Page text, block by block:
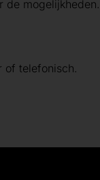
de mogelijkheden.
of telefonisch.